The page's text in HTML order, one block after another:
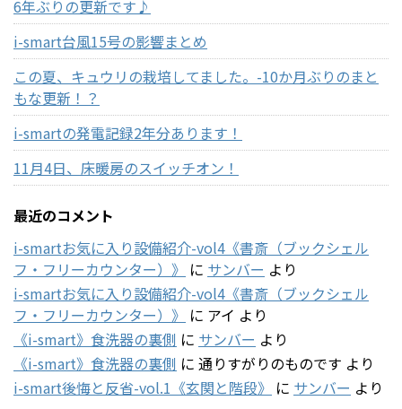
6年ぶりの更新です♪
i-smart台風15号の影響まとめ
この夏、キュウリの栽培してました。-10か月ぶりのまと
もな更新！？
i-smartの発電記録2年分あります！
11月4日、床暖房のスイッチオン！
最近のコメント
i-smartお気に入り設備紹介-vol4《書斎（ブックシェル
フ・フリーカウンター）》 に サンバー より
i-smartお気に入り設備紹介-vol4《書斎（ブックシェル
フ・フリーカウンター）》 に アイ より
《i-smart》食洗器の裏側 に サンバー より
《i-smart》食洗器の裏側 に 通りすがりのものです より
i-smart後悔と反省-vol.1《玄関と階段》 に サンバー より